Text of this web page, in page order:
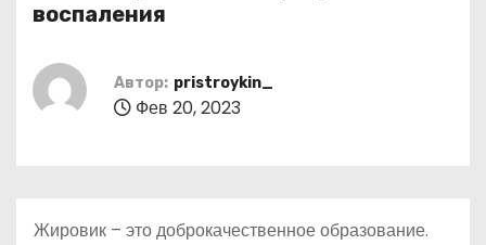
воспаления
Автор: pristroykin_
Фев 20, 2023
Жировик – это доброкачественное образование.